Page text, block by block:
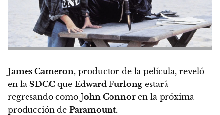
James Cameron, productor de la película, reveló
en la SDCC que Edward Furlong estará
regresando como John Connor en la próxima
producción de Paramount.